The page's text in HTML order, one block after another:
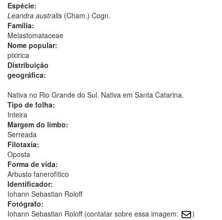
Espécie:
Leandra australis (Cham.) Cogn.
Família:
Melastomataceae
Nome popular:
pixirica
Distribuição
geográfica:
Nativa no Rio Grande do Sul. Nativa em Santa Catarina.
Tipo de folha:
Inteira
Margem do limbo:
Serreada
Filotaxia:
Oposta
Forma de vida:
Arbusto fanerofítico
Identificador:
Iohann Sebastian Roloff
Fotógrafo:
Iohann Sebastian Roloff (contatar sobre essa imagem:
)